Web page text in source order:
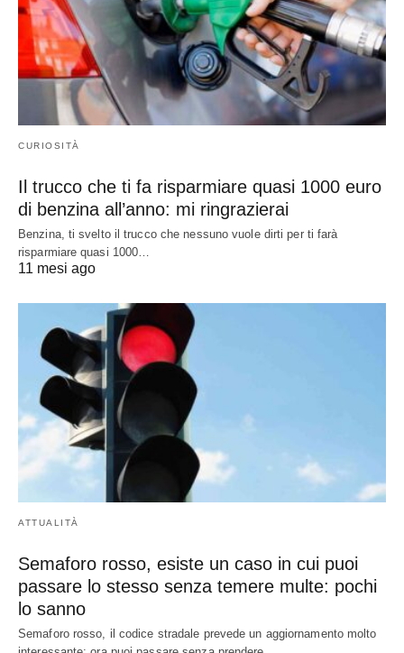
CURIOSITÀ
Il trucco che ti fa risparmiare quasi 1000 euro
di benzina all’anno: mi ringrazierai
Benzina, ti svelto il trucco che nessuno vuole dirti per ti farà
risparmiare quasi 1000…
11 mesi ago
ATTUALITÀ
Semaforo rosso, esiste un caso in cui puoi
passare lo stesso senza temere multe: pochi
lo sanno
Semaforo rosso, il codice stradale prevede un aggiornamento molto